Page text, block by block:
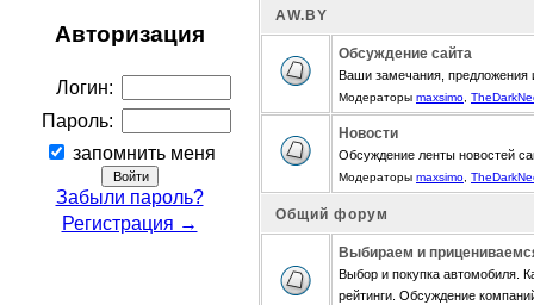
Авторизация
Логин:
Пароль:
запомнить меня
Забыли пароль?
Регистрация →
АW.BY
Обсуждение сайта
Ваши замечания, предложения
Модераторы maxsimo
Новости
Обсуждение ленты новостей
Модераторы maxsimo
Общий форум
Выбираем и
Выбор и покупка автомобиля.
рейтинги. Обсуждение